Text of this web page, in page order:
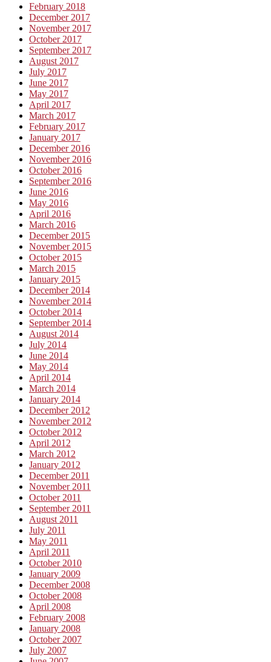
February 2018
December 2017
November 2017
October 2017
September 2017
August 2017
July 2017
June 2017
May 2017
April 2017
March 2017
February 2017
January 2017
December 2016
November 2016
October 2016
September 2016
June 2016
May 2016
April 2016
March 2016
December 2015
November 2015
October 2015
March 2015
January 2015
December 2014
November 2014
October 2014
September 2014
August 2014
July 2014
June 2014
May 2014
April 2014
March 2014
January 2014
December 2012
November 2012
October 2012
April 2012
March 2012
January 2012
December 2011
November 2011
October 2011
September 2011
August 2011
July 2011
May 2011
April 2011
October 2010
January 2009
December 2008
October 2008
April 2008
February 2008
January 2008
October 2007
July 2007